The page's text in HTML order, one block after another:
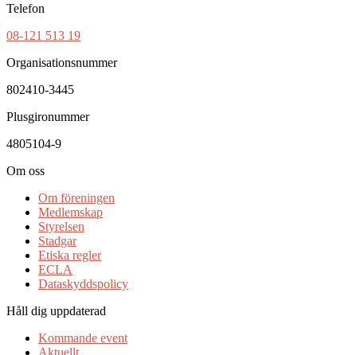
Telefon
08-121 513 19
Organisationsnummer
802410-3445
Plusgironummer
4805104-9
Om oss
Om föreningen
Medlemskap
Styrelsen
Stadgar
Etiska regler
ECLA
Dataskyddspolicy
Håll dig uppdaterad
Kommande event
Aktuellt